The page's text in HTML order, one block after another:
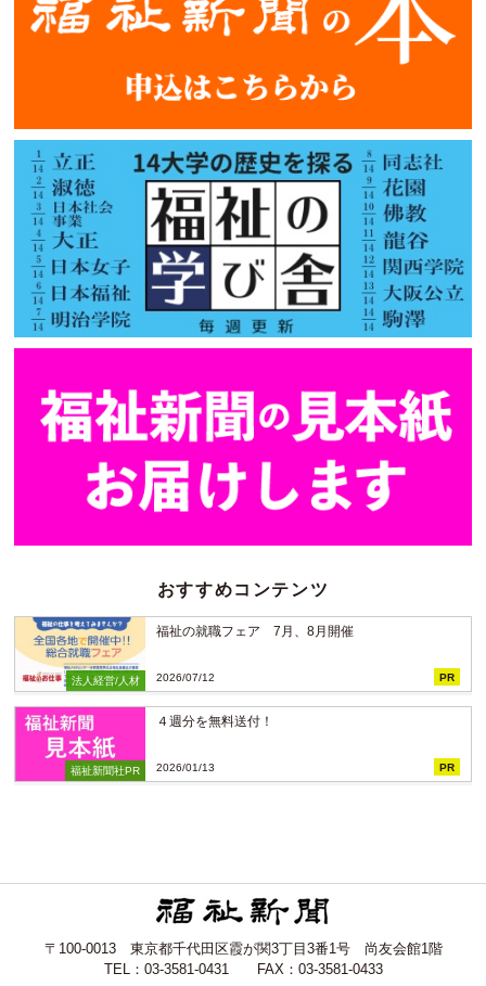
おすすめコンテンツ
法人経営/人材
福祉の就職フェア 7月、8月開催
2026/07/12 PR
福祉新聞社PR
４週分を無料送付！
2026/01/13 PR
〒100-0013 東京都千代田区霞が関3丁目3番1号 尚友会館1階
TEL：03-3581-0431 FAX：03-3581-0433